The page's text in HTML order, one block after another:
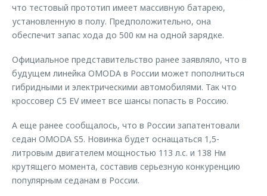
что тестовый прототип имеет массивную батарею,
установленную в полу. Предположительно, она
обеспечит запас хода до 500 км на одной зарядке.
Официальное представительство ранее заявляло, что в
будущем линейка OMODA в России может пополниться
гибридными и электрическими автомобилями. Так что
кроссовер C5 EV имеет все шансы попасть в Россию.
А еще ранее сообщалось, что в России запатентовали
седан OMODA S5. Новинка будет оснащаться 1,5-
литровым двигателем мощностью 113 л.с. и 138 Нм
крутящего момента, составив серьезную конкуренцию
популярным седанам в России.